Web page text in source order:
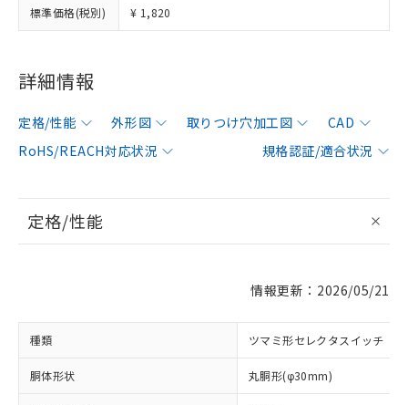
標準価格(税別) ¥ 1,820
詳細情報
定格/性能 外形図 取りつけ穴加工図
CAD
RoHS/REACH対応状況
規格認証/適合状況
定格/性能
情報更新：2026/05/21
種類 ツマミ形セレクタスイッチ
胴体形状 丸胴形(φ30mm)